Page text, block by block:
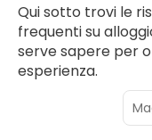
Qui sotto trovi le
frequenti su
serve sapere per
esperienza.